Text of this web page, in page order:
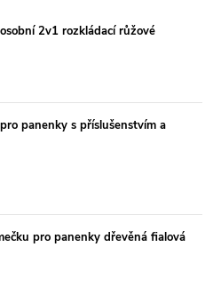
2v1 rozkládací růžové
panenky s příslušenstvím a
pro panenky dřevěná fialová